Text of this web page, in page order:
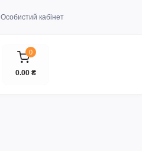
Особистий кабінет
0
0.00 ₴